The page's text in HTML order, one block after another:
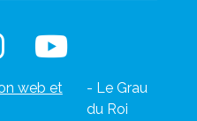
web et
- Le Grau
du Roi